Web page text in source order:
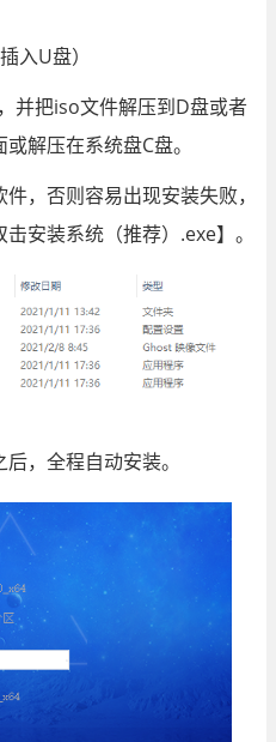
U盘）
把iso文件解压到D盘或者
解压在系统盘C盘。
否则容易出现安装失败，
安装系统（推荐）.exe】。
，全程自动安装。